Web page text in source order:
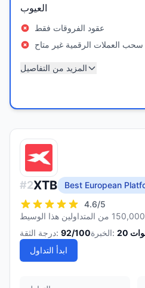
العيوب
عقود الفروقات فقط
سحب العملات الرقمية غير متاح
المزيد من التفاصيل
#2XTB
Best European
4.6/5
درجة الثقة: 92/100 الخبرة: 20
ابدأ التداول